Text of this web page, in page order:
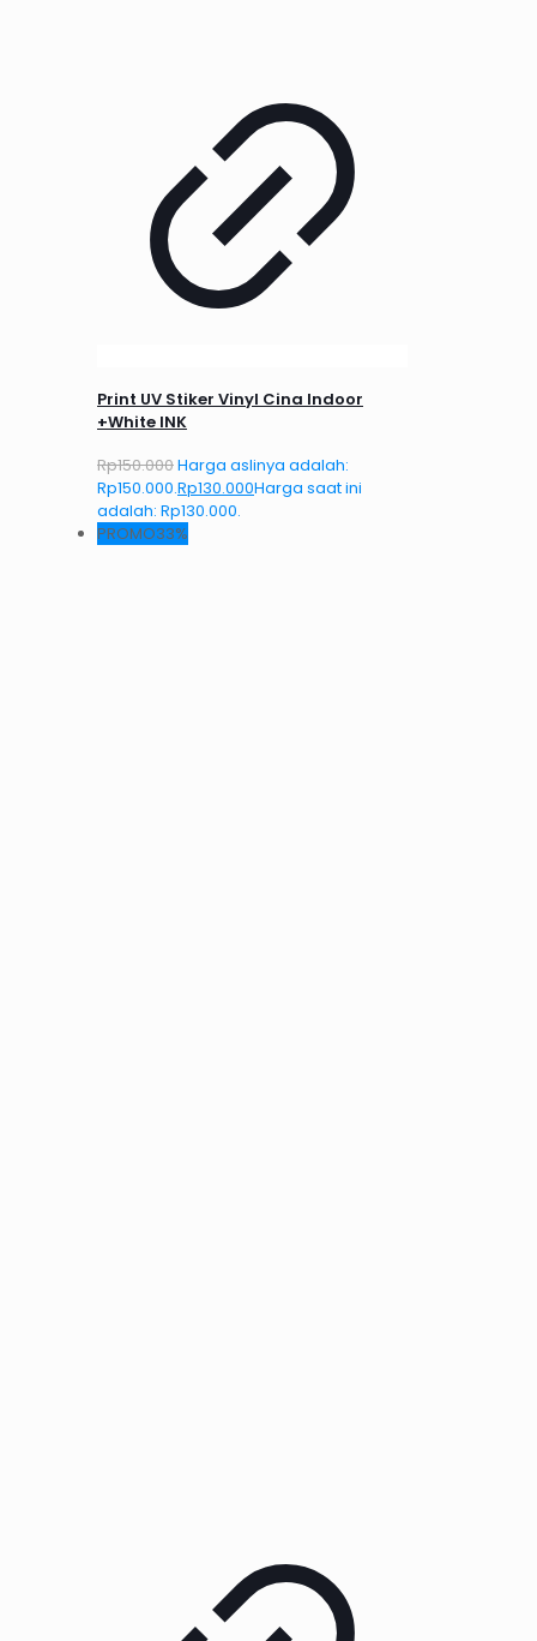
Print UV Stiker Vinyl Cina Indoor
+White INK
Rp150.000Harga aslinya adalah:
Rp150.000.Rp130.000Harga saat ini
adalah: Rp130.000.
PROMO33%